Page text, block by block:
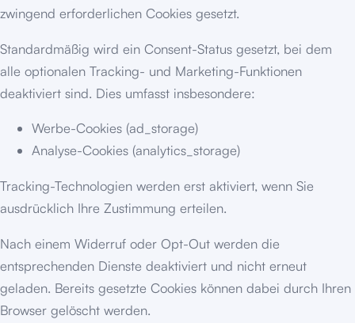
zwingend erforderlichen Cookies gesetzt.
Standardmäßig wird ein Consent-Status gesetzt, bei dem
alle optionalen Tracking- und Marketing-Funktionen
deaktiviert sind. Dies umfasst insbesondere:
Werbe-Cookies (ad_storage)
Analyse-Cookies (analytics_storage)
Tracking-Technologien werden erst aktiviert, wenn Sie
ausdrücklich Ihre Zustimmung erteilen.
Nach einem Widerruf oder Opt-Out werden die
entsprechenden Dienste deaktiviert und nicht erneut
geladen. Bereits gesetzte Cookies können dabei durch Ihren
Browser gelöscht werden.